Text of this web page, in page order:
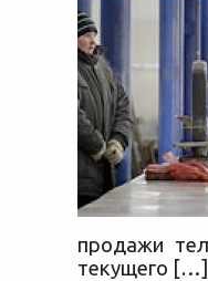
продажи
текущего […]